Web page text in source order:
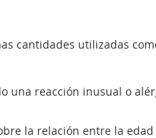
cantidades utilizadas
una reacción inusual o
la relación entre la